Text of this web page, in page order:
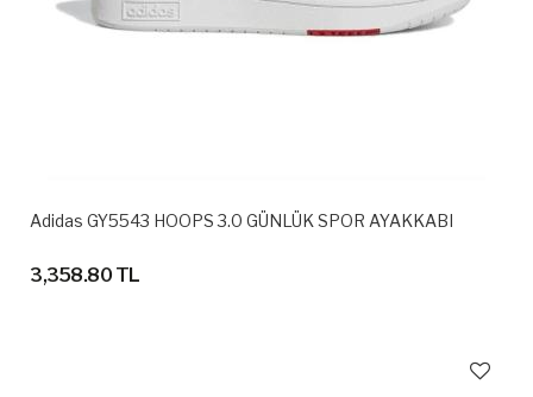
Adidas GY5543 HOOPS 3.0 GÜNLÜK SPOR AYAKKABI
3,358.80 TL